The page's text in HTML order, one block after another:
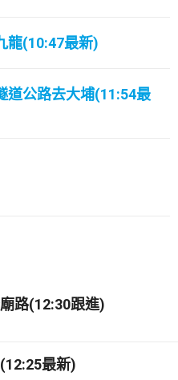
龍(10:47最新)
道公路去大埔(11:54最
路(12:30跟進)
最新)